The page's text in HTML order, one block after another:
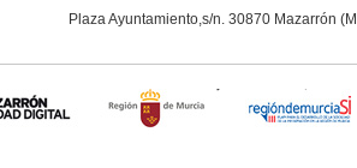
Plaza Ayuntamiento,s/n. 30870 Mazarrón